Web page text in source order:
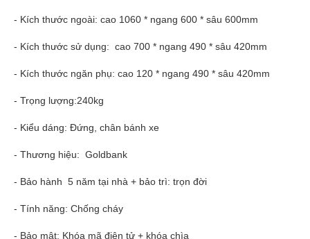
- Kích thước ngoài: cao 1060 * ngang 600 * sâu 600mm
- Kích thước sử dụng: cao 700 * ngang 490 * sâu 420mm
- Kích thước ngăn phụ: cao 120 * ngang 490 * sâu 420mm
- Trọng lượng:240kg
- Kiểu dáng: Đứng, chân bánh xe
- Thương hiệu: Goldbank
- Bảo hành 5 năm tại nhà + bảo trì: trọn đời
- Tính năng: Chống cháy
- Bảo mật: Khóa mã điện tử + khóa chìa